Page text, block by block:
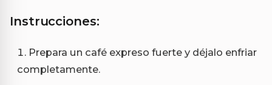
Instrucciones:
Prepara un café expreso fuerte y déjalo enfriar
completamente.